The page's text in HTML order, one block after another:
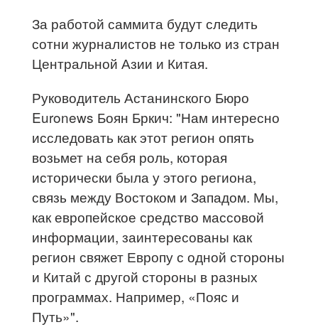
За работой саммита будут следить
сотни журналистов не только из стран
Центральной Азии и Китая.
Руководитель Астанинского Бюро
Euronews Боян Бркич: "Нам интересно
исследовать как этот регион опять
возьмет на себя роль, которая
исторически была у этого региона,
связь между Востоком и Западом. Мы,
как европейское средство массовой
информации, заинтересованы как
регион свяжет Европу с одной стороны
и Китай с другой стороны в разных
программах. Например, «Пояс и
Путь»".